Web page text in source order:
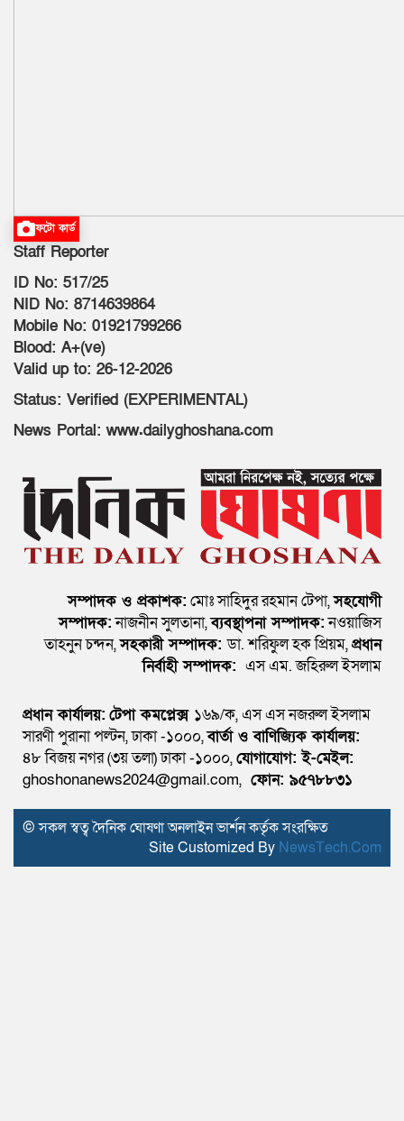
ফটো কার্ড
Staff Reporter
ID No: 517/25
NID No: 8714639864
Mobile No: 01921799266
Blood: A+(ve)
Valid up to: 26-12-2026
Status: Verified (EXPERIMENTAL)
News Portal: www.dailyghoshana.com
সম্পাদক ও প্রকাশক: মোঃ সাহিদুর রহমান টেপা,সহযোগী
সম্পাদক:নাজনীন সুলতানা,ব্যবস্থাপনা সম্পাদক:নওয়াজিস
তাহনুন চন্দন,সহকারী সম্পাদক: ডা. শরিফুল হক প্রিয়ম,প্রধান
নির্বাহী সম্পাদক: এস এম. জহিরুল ইসলাম
প্রধান কার্যালয়: টেপা কমপ্লেক্স ১৬৯/ক, এস এস নজরুল ইসলাম
সারণী পুরানা পল্টন, ঢাকা -১০০০,বার্তা ও বাণিজ্যিক কার্যালয়:
৪৮ বিজয় নগর (৩য় তলা) ঢাকা -১০০০,যোগাযোগ:ই-মেইল:
ghoshonanews2024@gmail.com, ফোন: ৯৫৭৮৮৩১
© সকল স্বত্ব দৈনিক ঘোষণা অনলাইন ভার্শন কর্তৃক সংরক্ষিত
Site Customized By NewsTech.Com